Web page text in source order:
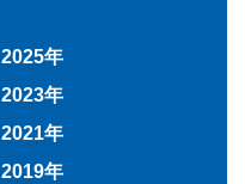
2025
2023
2021
2019